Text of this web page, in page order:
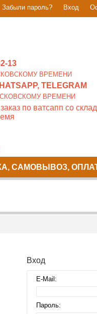
Забыли пароль? Вход
13
ВРЕМЕНИ
TELEGRAM
ВРЕМЕНИ
по ватсапп со
САМОВЫВОЗ,
Вход
E-Mail:
Пароль: